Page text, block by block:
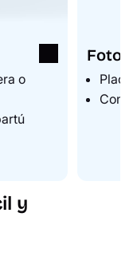
o
Con
y